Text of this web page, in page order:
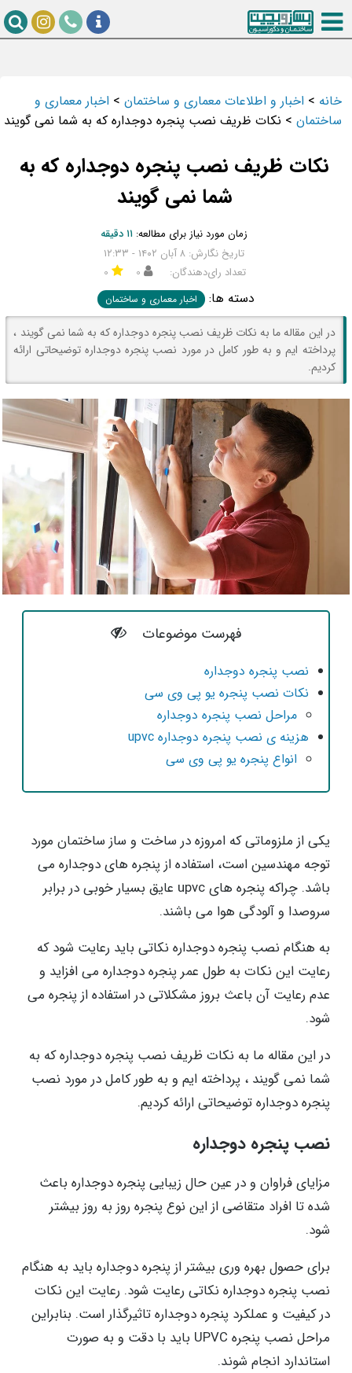
خانه>اخبار و اطلاعات معماری و ساختمان>اخبار معماری و
ساختمان>نکات ظریف نصب پنجره دوجداره که به شما نمی گویند
نکات ظریف نصب پنجره دوجداره که به
شما نمی گویند
زمان مورد نیاز برای مطالعه:۱۱ دقیقه
تاریخ نگارش: ۸ آبان ۱۴۰۲ - ۱۲:۳۳
تعداد رای‌دهندگان:
۰ ۰
دسته ها: اخبار معماری و ساختمان
در این مقاله ما به نکات ظریف نصب پنجره دوجداره که به شما نمی گویند ،
پرداخته ایم و به طور کامل در مورد نصب پنجره دوجداره توضیحاتی ارائه
کردیم.
فهرست موضوعات
نصب پنجره دوجداره
نکات نصب پنجره یو پی وی سی
مراحل نصب پنجره دوجداره
هزینه ی نصب پنجره دوجداره upvc
انواع پنجره یو پی وی سی
یکی از ملزوماتی که امروزه در ساخت و ساز ساختمان مورد
توجه مهندسین است، استفاده از پنجره های دوجداره می
باشد. چراکه پنجره های upvc عایق بسیار خوبی در برابر
سروصدا و آلودگی هوا می باشند.
به هنگام نصب پنجره دوجداره نکاتی باید رعایت شود که
رعایت این نکات به طول عمر پنجره دوجداره می افزاید و
عدم رعایت آن باعث بروز مشکلاتی در استفاده از پنجره می
شود.
در این مقاله ما به نکات ظریف نصب پنجره دوجداره که به
شما نمی گویند ، پرداخته ایم و به طور کامل در مورد نصب
پنجره دوجداره توضیحاتی ارائه کردیم.
نصب پنجره دوجداره
مزایای فراوان و در عین حال زیبایی پنجره دوجداره باعث
شده تا افراد متقاضی از این نوع پنجره روز به روز بیشتر
شود.
برای حصول بهره وری بیشتر از پنجره دوجداره باید به هنگام
نصب پنجره دوجداره نکاتی رعایت شود. رعایت این نکات
در کیفیت و عملکرد پنجره دوجداره تاثیرگذار است. بنابراین
مراحل نصب پنجره UPVC باید با دقت و به صورت
استاندارد انجام شوند.